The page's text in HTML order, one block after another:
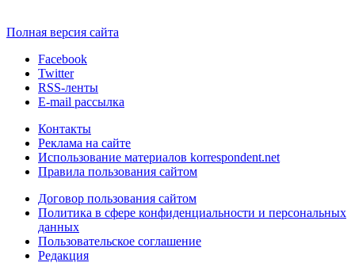
Полная версия сайта
Facebook
Twitter
RSS-ленты
E-mail рассылка
Контакты
Реклама на сайте
Использование материалов korrespondent.net
Правила пользования сайтом
Договор пользования сайтом
Политика в сфере конфиденциальности и персональных
данных
Пользовательское соглашение
Редакция